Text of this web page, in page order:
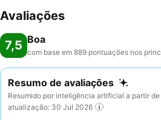
Avaliações
7,5 Boa
com base em 889 pontuações nos
Resumo de avaliações
Resumido por inteligência artificial a partir
atualização: 30 Jul 2026